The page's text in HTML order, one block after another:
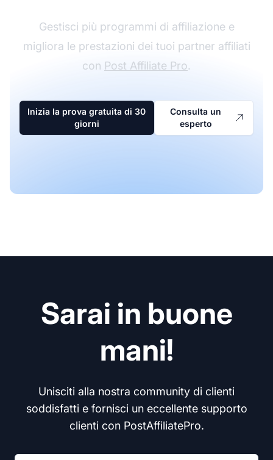
Gestisci più programmi di affiliazione e
migliora le prestazioni dei tuoi partner affiliati
con Post Affiliate Pro.
Inizia la prova gratuita di 30
giorni
Consulta un
esperto
Sarai in buone
mani!
Unisciti alla nostra community di clienti
soddisfatti e fornisci un eccellente supporto
clienti con PostAffiliatePro.